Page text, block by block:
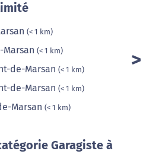
(< 1 km)
(< 1 km)
de-Marsan (< 1 km)
de-Marsan (< 1 km)
Marsan (< 1 km)
Garagiste à